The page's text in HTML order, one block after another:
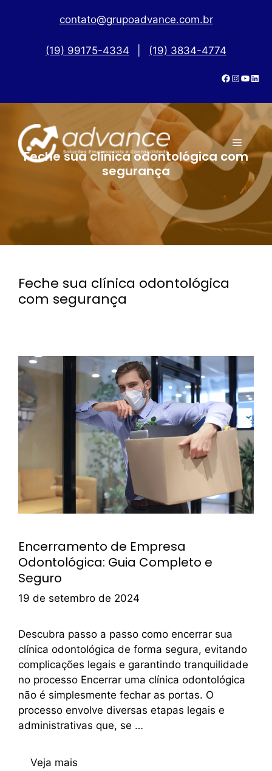
contato@grupoadvance.com.br
(19) 99175-4334 (19) 3834-4774
Feche sua clínica odontológica com
segurança
Feche sua clínica odontológica
com segurança
Encerramento de Empresa
Odontológica: Guia Completo e
Seguro
19 de setembro de 2024
Descubra passo a passo como encerrar sua
clínica odontológica de forma segura, evitando
complicações legais e garantindo tranquilidade
no processo Encerrar uma clínica odontológica
não é simplesmente fechar as portas. O
processo envolve diversas etapas legais e
administrativas que, se …
Veja mais